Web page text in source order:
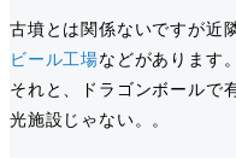
古墳とは関係ないですが近
ビール工場などがあります。
それと、ドラゴンボールで
光施設じゃない。。